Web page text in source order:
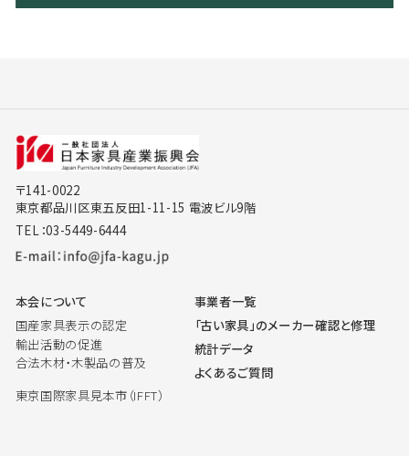
〒141-0022
東京都品川区東五反田1-11-15 電波ビル9階
TEL：03-5449-6444
本会について
国産家具表示の認定
輸出活動の促進
合法木材・木製品の普及
東京国際家具見本市（IFFT）
事業者一覧
「古い家具」のメーカー確認と修理
統計データ
よくあるご質問